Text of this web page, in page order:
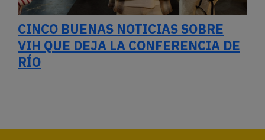
CINCO BUENAS NOTICIAS SOBRE
VIH QUE DEJA LA CONFERENCIA DE
RÍO